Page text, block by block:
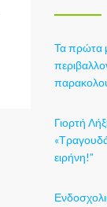
Τα πρώτα
Γιορτή
ειρήνη!”